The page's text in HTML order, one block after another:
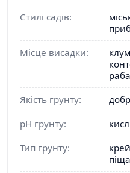
Стилі садів:
Місце висадки:
Якість грунту:
pH грунту:
Тип грунту: